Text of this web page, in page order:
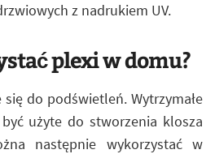
z nadrukiem UV.
plexi w domu?
do podświetleń. Wytrzymałe
użyte do stworzenia klosza
następnie wykorzystać w